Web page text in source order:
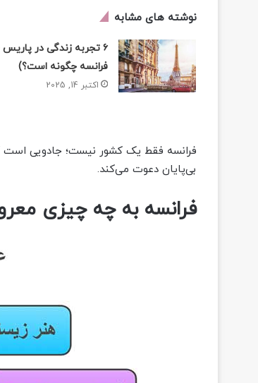
نوشته های مشابه
۶ تجربه زندگی در
فرانسه چگونه است؟)
اکتبر 14, 2025
فرانسه فقط یک کشور نیست؛ جادویی است
بی‌پایان دعوت می‌کند.
فرانسه به چه چیزی